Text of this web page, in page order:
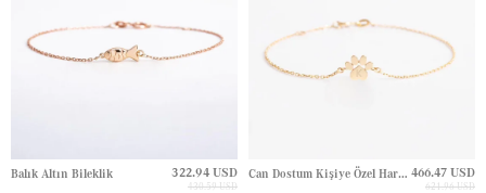
Balık Altın Bileklik 322.94 USD
430.59 USD
Can Dostum Kişiye Özel Harfli Pati Altın Bileklik 466.47 USD
621.96 USD